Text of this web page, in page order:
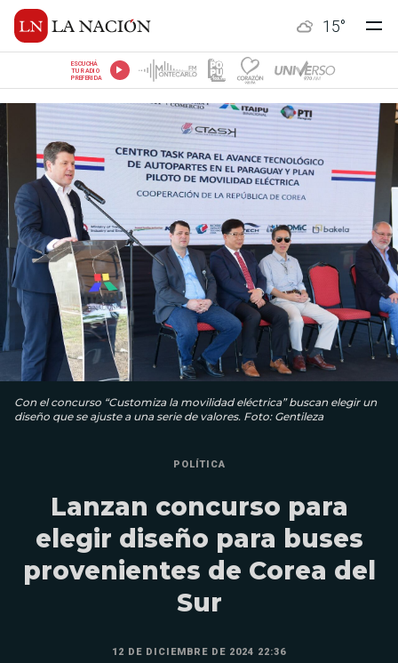
15°
ESCUCHÁ
TU RADIO
PREFERIDA
Con el concurso “Customiza la movilidad eléctrica” buscan elegir un
diseño que se ajuste a una serie de valores. Foto: Gentileza
POLÍTICA
Lanzan concurso para
elegir diseño para buses
provenientes de Corea del
Sur
12 DE DICIEMBRE DE 2024 22:36